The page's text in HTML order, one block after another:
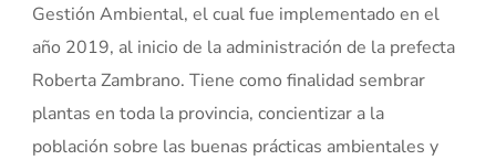
Gestión Ambiental, el cual fue implementado en el
año 2019, al inicio de la administración de la prefecta
Roberta Zambrano. Tiene como finalidad sembrar
plantas en toda la provincia, concientizar a la
población sobre las buenas prácticas ambientales y